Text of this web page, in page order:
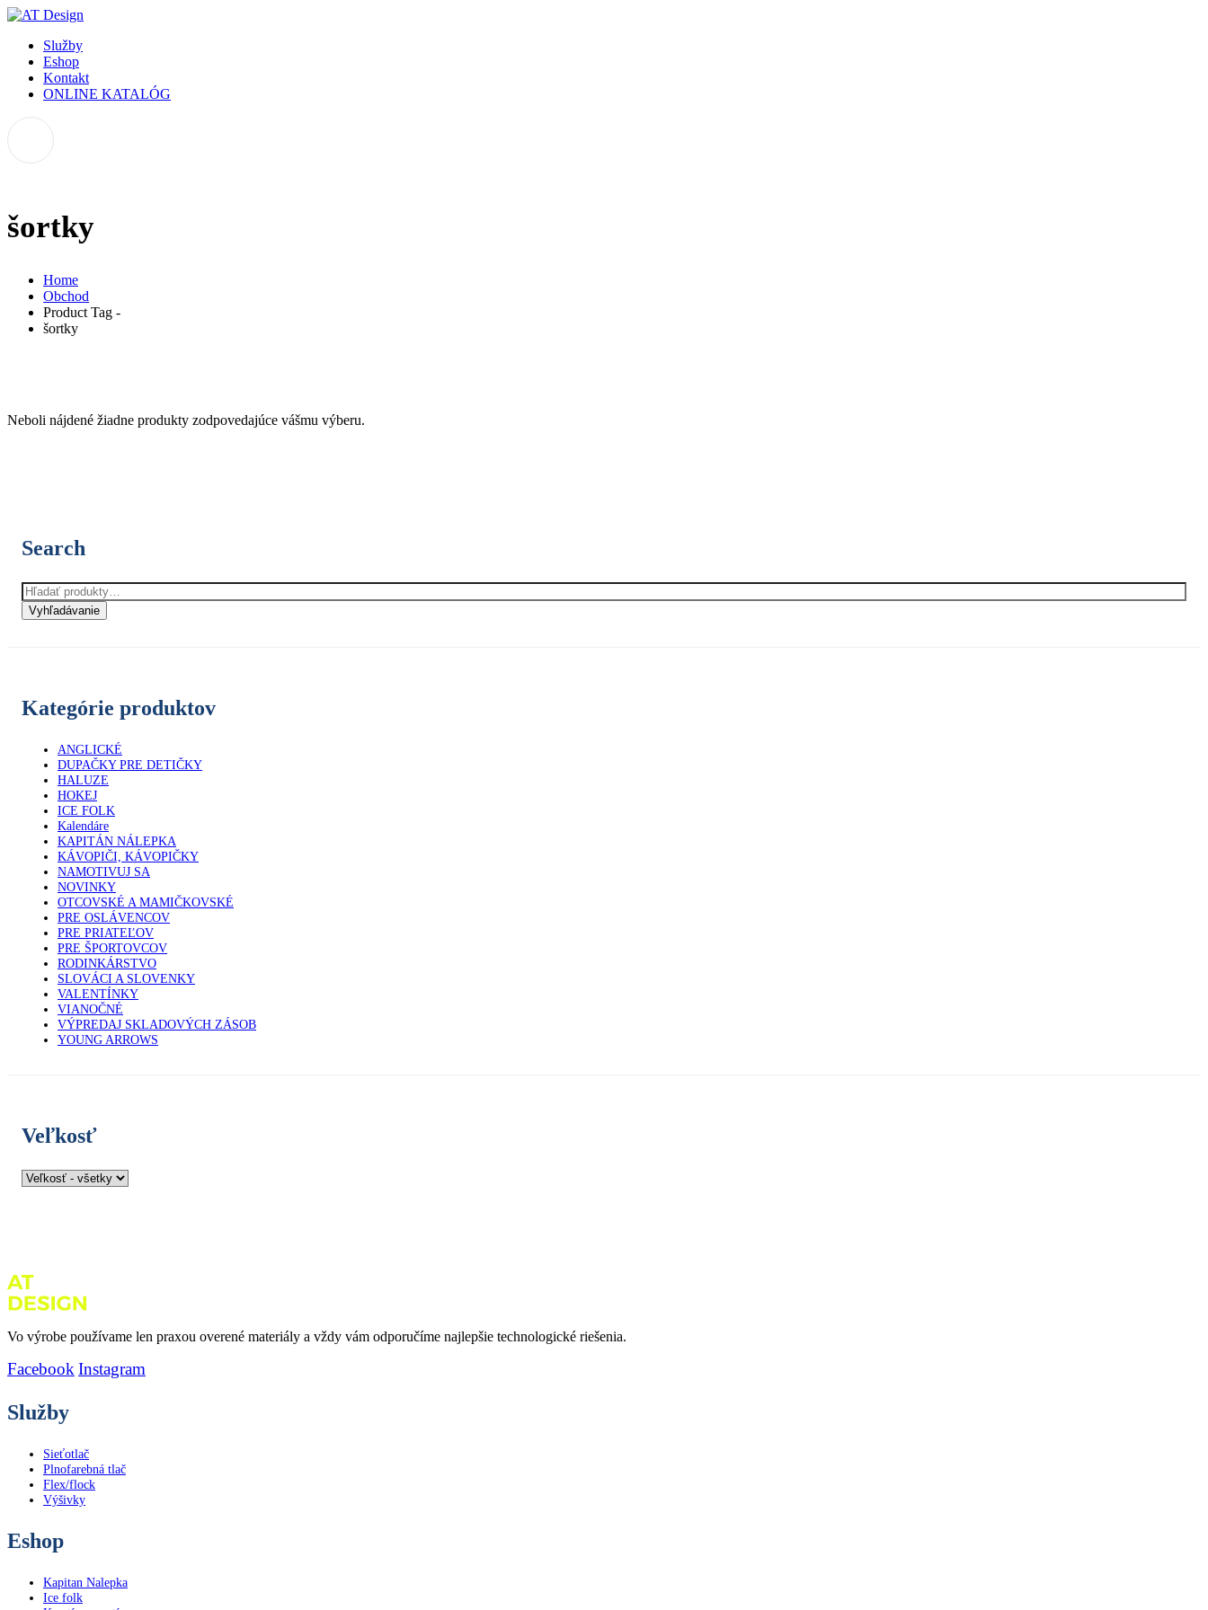
Služby
Eshop
Kontakt
ONLINE KATALÓG
šortky
Home
Obchod
Product Tag -
šortky
Neboli nájdené žiadne produkty zodpovedajúce vášmu výberu.
Search
Hľadať:
Vyhľadávanie
Kategórie produktov
ANGLICKÉ
DUPAČKY PRE DETIČKY
HALUZE
HOKEJ
ICE FOLK
Kalendáre
KAPITÁN NÁLEPKA
KÁVOPIČI, KÁVOPIČKY
NAMOTIVUJ SA
NOVINKY
OTCOVSKÉ A MAMIČKOVSKÉ
PRE OSLÁVENCOV
PRE PRIATEĽOV
PRE ŠPORTOVCOV
RODINKÁRSTVO
SLOVÁCI A SLOVENKY
VALENTÍNKY
VIANOČNÉ
VÝPREDAJ SKLADOVÝCH ZÁSOB
YOUNG ARROWS
Veľkosť
Vo výrobe používame len praxou overené materiály a vždy vám odporučíme najlepšie technologické riešenia.
FacebookInstagram
Služby
Sieťotlač
Plnofarebná tlač
Flex/flock
Výšivky
Eshop
Kapitan Nalepka
Ice folk